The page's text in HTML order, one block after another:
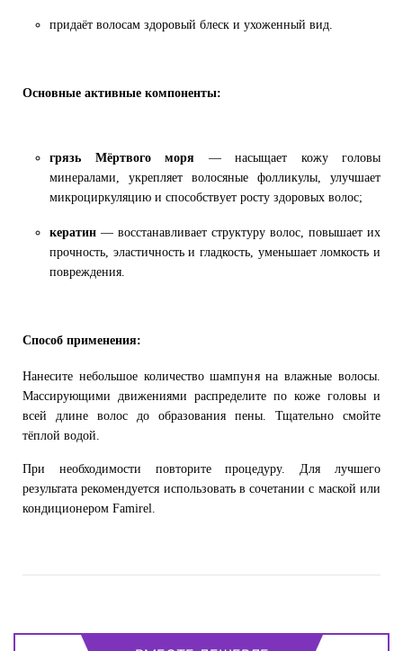
придаёт волосам здоровый блеск и ухоженный вид.
Основные активные компоненты:
грязь Мёртвого моря — насыщает кожу головы
минералами, укрепляет волосяные фолликулы, улучшает
микроциркуляцию и способствует росту здоровых волос;
кератин — восстанавливает структуру волос, повышает их
прочность, эластичность и гладкость, уменьшает ломкость и
повреждения.
Способ применения:
Нанесите небольшое количество шампуня на влажные волосы.
Массирующими движениями распределите по коже головы и
всей длине волос до образования пены. Тщательно смойте
тёплой водой.
При необходимости повторите процедуру. Для лучшего
результата рекомендуется использовать в сочетании с маской или
кондиционером Famirel.